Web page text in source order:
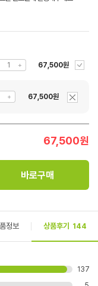
67,500원
67,500원
67,500원
바로구매
정보 상품후기 144
137